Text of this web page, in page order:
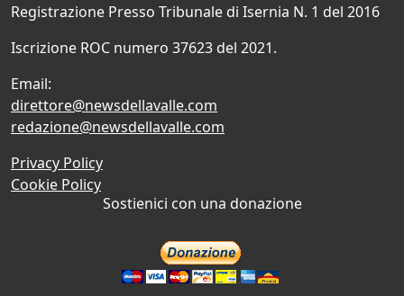
Registrazione Presso Tribunale di Isernia N. 1 del 2016
Iscrizione ROC numero 37623 del 2021.
Email:
direttore@newsdellavalle.com
redazione@newsdellavalle.com
Privacy Policy
Cookie Policy
Sostienici con una donazione